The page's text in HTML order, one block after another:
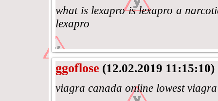
what is lexapro is lexapro a
lexapro
ggoflose (12.02.2019 11:15:10)
viagra canada online lowest